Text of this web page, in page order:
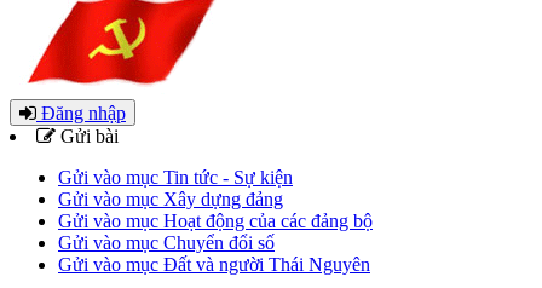
Đăng nhập
Gửi bài
Gửi vào mục Tin tức - Sự kiện
Gửi vào mục Xây dựng đảng
Gửi vào mục Hoạt động của các đảng bộ
Gửi vào mục Chuyển đổi số
Gửi vào mục Đất và người Thái Nguyên